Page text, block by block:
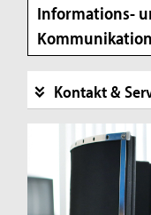
Informations-
Kontakt &